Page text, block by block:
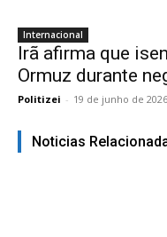
Internacional
Irã afirma que
Ormuz durante
Politizei - 19 de junho de
Noticias